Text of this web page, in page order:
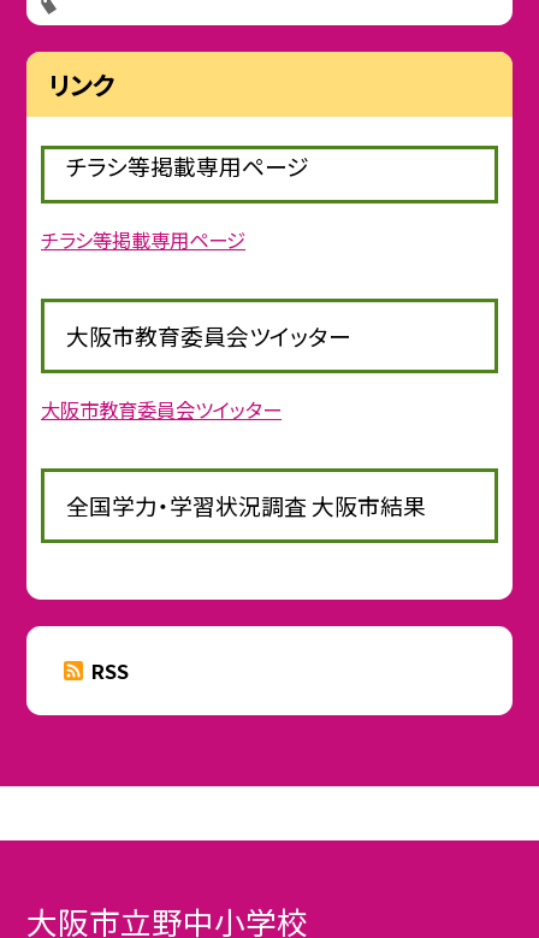
リンク
チラシ等掲載専用ページ
チラシ等掲載専用ページ
大阪市教育委員会ツイッター
大阪市教育委員会ツイッター
全国学力・学習状況調査 大阪市結果
RSS
大阪市立野中小学校